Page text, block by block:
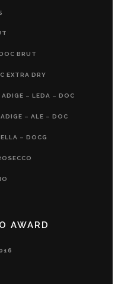
BRUT
EXTRA DRY
– LEDA – DOC
– ALE – DOC
– DOCG
AWARD